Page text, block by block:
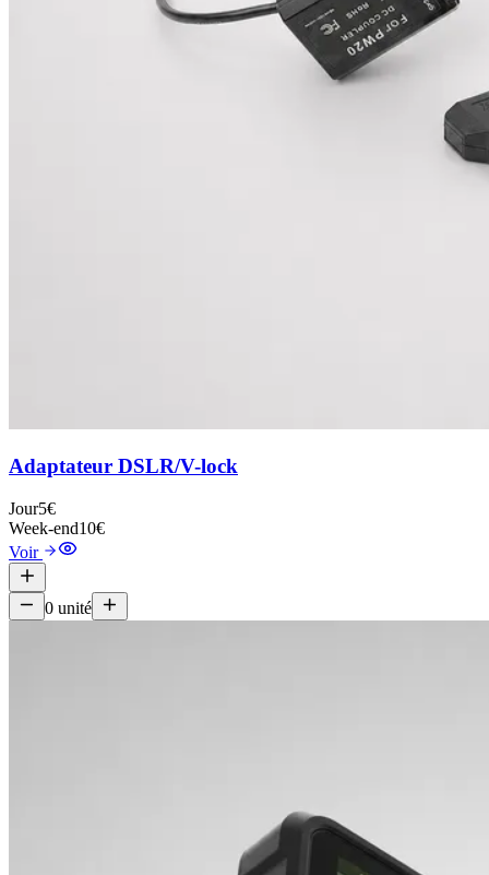
Adaptateur DSLR/V-lock
Jour5€
Week-end10€
Voir
0 unité